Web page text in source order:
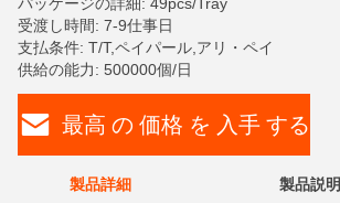
受渡し時間: 7-9仕事日
支払条件: T/T,ペイパール,アリ・ペイ
供給の能力: 500000個/日
最高 の 価格 を 入手 する
製品詳細 製品説明